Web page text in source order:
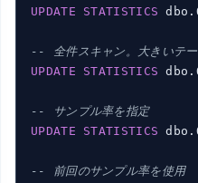
UPDATE
STATISTICS
-- 全件スキャン。大きいテ
UPDATE
STATISTICS
-- サンプル率を指定
UPDATE
STATISTICS
-- 前回のサンプル率を使用